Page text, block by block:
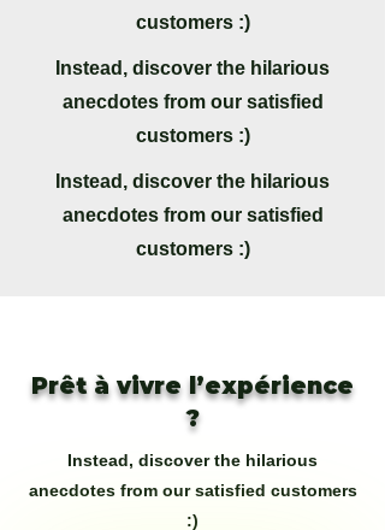
customers :)
Instead, discover the hilarious
anecdotes from our satisfied
customers :)
Instead, discover the hilarious
anecdotes from our satisfied
customers :)
Prêt à vivre l’expérience
?
Instead, discover the hilarious
anecdotes from our satisfied customers
:)